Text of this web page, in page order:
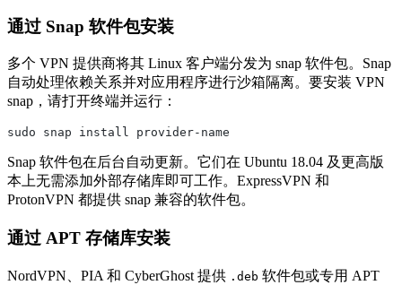
通过 Snap 软件包安装
多个 VPN 提供商将其 Linux 客户端分发为 snap 软件包。Snap
自动处理依赖关系并对应用程序进行沙箱隔离。要安装 VPN
snap，请打开终端并运行：
sudo snap install provider-name
Snap 软件包在后台自动更新。它们在 Ubuntu 18.04 及更高版
本上无需添加外部存储库即可工作。ExpressVPN 和
ProtonVPN 都提供 snap 兼容的软件包。
通过 APT 存储库安装
NordVPN、PIA 和 CyberGhost 提供 .deb 软件包或专用 APT